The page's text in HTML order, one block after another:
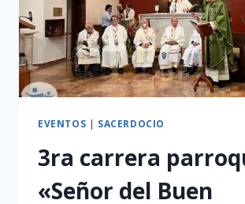
EVENTOS | SACERDOCIO
3ra carrera
«Señor del Buen